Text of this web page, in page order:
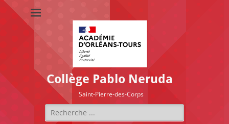
Collège Pablo Neruda
Saint-Pierre-des-Corps
Rechercher :